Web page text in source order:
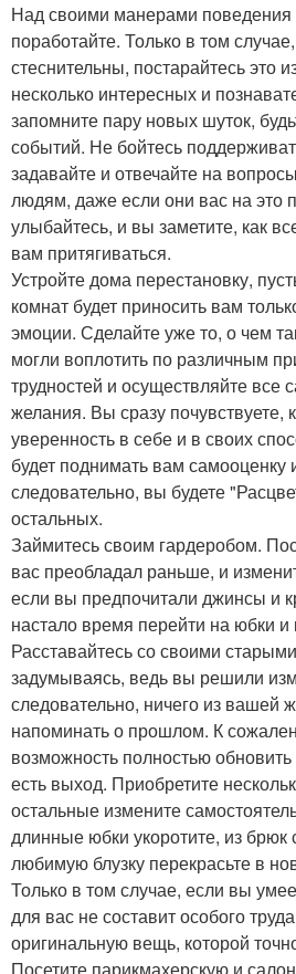
Над своими манерами
поработайте. Только в том
стеснительны, постарайтесь это
несколько интересных и
запомните пару новых шуток,
событий. Не бойтесь
задавайте и отвечайте на
людям, даже если они вас на это
улыбайтесь, и вы заметите, как
вам притягиваться.
Устройте дома перестановку,
комнат будет приносить вам
эмоции. Сделайте уже то, о чем
могли воплотить по различным
трудностей и осуществляйте все
желания. Вы сразу почувствуете,
уверенность в себе и в своих
будет поднимать вам самооценку
следовательно, вы будете
остальных.
Займитесь своим гардеробом.
вас преобладал раньше, и
если вы предпочитали джинсы и
настало время перейти на юбки и
Расставайтесь со своими
задумываясь, ведь вы решили
следовательно, ничего из вашей
напоминать о прошлом. К
возможность полностью
есть выход. Приобретите
остальные измените
длинные юбки укоротите, из брюк
любимую блузку перекрасьте в
Только в том случае, если вы
для вас не составит особого
оригинальную вещь, которой